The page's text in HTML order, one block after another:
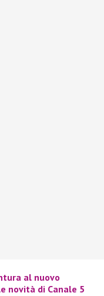
al nuovo
novità di Canale 5